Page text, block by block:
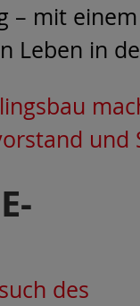
– mit
Leben in
und
des